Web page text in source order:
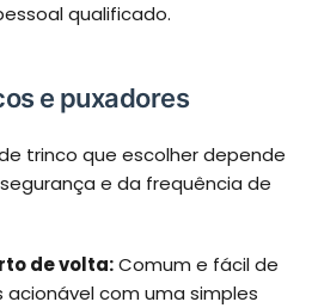
qualificado.
e puxadores
trinco que escolher depende
e da frequência de
de volta:Comum e fácil de
acionável com uma simples